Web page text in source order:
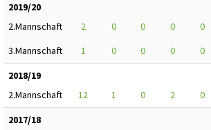
2019/20
2.Mannschaft
2 0 0 0 0
3.Mannschaft
1 0 0 0 0
2018/19
2.Mannschaft
12 1 0 2 0
2017/18